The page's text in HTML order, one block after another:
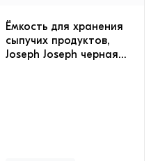
Ёмкость для хранения
сыпучих продуктов,
Joseph Joseph черная